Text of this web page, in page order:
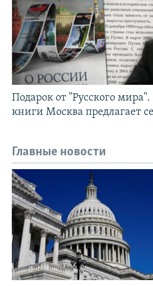
Подарок от "Русского
книги Москва предлагает
Главные новости